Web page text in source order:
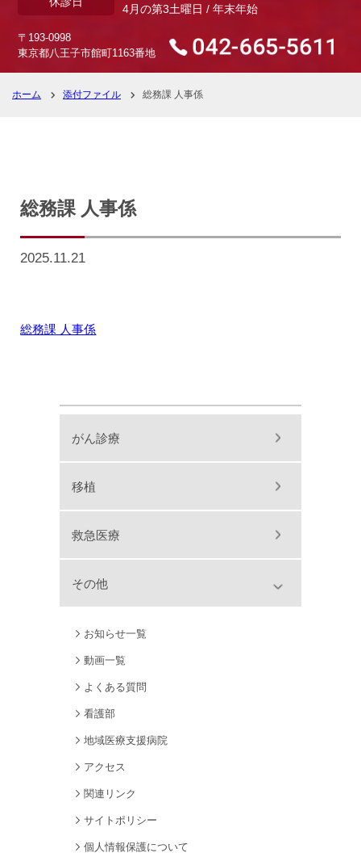
4月の第3土曜日 / 年末年始
〒193-0998
東京都八王子市館町1163番地
ホーム 添付ファイル 総務課 人事係
総務課 人事係
2025.11.21
総務課 人事係
がん診療
移植
救急医療
その他
お知らせ一覧
動画一覧
よくある質問
看護部
地域医療支援病院
アクセス
関連リンク
サイトポリシー
個人情報保護について